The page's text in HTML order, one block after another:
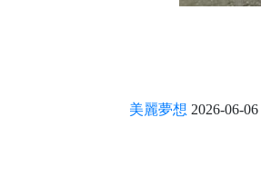
美麗夢想 2026-06-06